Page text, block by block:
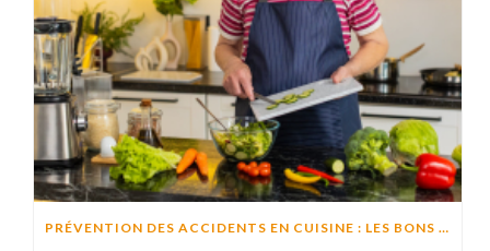
PRÉVENTION DES ACCIDENTS EN CUISINE : LES BONS RÉFLEXES POUR CUISINER EN TOUTE SÉCURITÉ